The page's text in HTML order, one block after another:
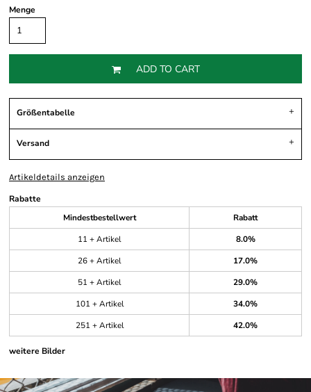
Menge
ADD TO CART
Größentabelle
Versand
Artikeldetails anzeigen
Rabatte
Mindestbestellwert
Rabatt
11 + Artikel
8.0%
26 + Artikel
17.0%
51 + Artikel
29.0%
101 + Artikel
34.0%
251 + Artikel
42.0%
weitere Bilder